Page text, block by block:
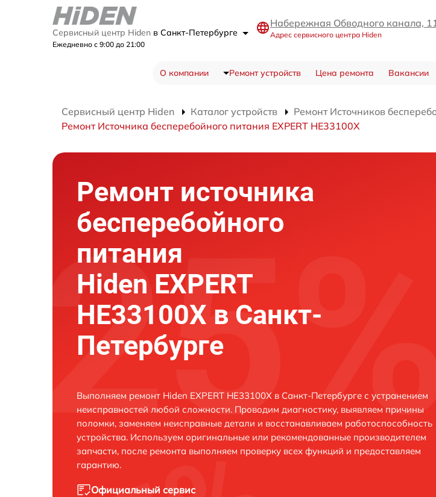
Сервисный центр Hiden в Санкт-Петербурге
Ежедневно с 9:00 до 21:00
Набережная Обводного канала,
Адрес сервисного центра Hiden
О компании Ремонт устройств Цена ремонта Вакансии
Сервисный центр Hiden Каталог устройств
Ремонт Источников
Ремонт Источника бесперебойного питания EXPERT HE33100X
Ремонт источника
бесперебойного
питания
Hiden EXPERT
HE33100X в Санкт-
Петербурге
Выполняем ремонт Hiden EXPERT HE33100X в Санкт-Петербурге с устранением
неисправностей любой сложности. Проводим диагностику, выявляем причины
поломки, заменяем неисправные детали и восстанавливаем работоспособность
устройства. Используем оригинальные или рекомендованные производителем
запчасти, после ремонта выполняем проверку всех функций и предоставляем
гарантию.
Официальный сервис